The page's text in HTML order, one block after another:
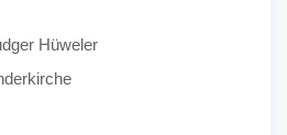
Hüweler